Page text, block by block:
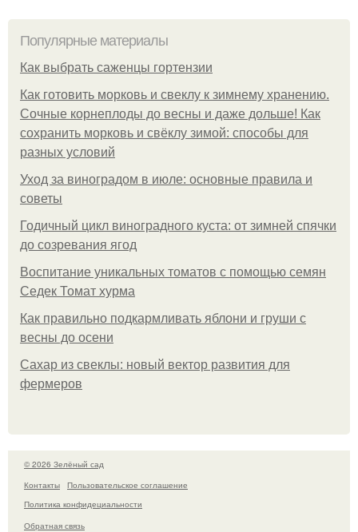
Популярные материалы
Как выбрать саженцы гортензии
Как готовить морковь и свеклу к зимнему хранению.
Сочные корнеплоды до весны и даже дольше! Как
сохранить морковь и свёклу зимой: способы для
разных условий
Уход за виноградом в июле: основные правила и
советы
Годичный цикл виноградного куста: от зимней спячки
до созревания ягод
Воспитание уникальных томатов с помощью семян
Седек Томат хурма
Как правильно подкармливать яблони и груши с
весны до осени
Сахар из свеклы: новый вектор развития для
фермеров
© 2026 Зелёный сад
Контакты
Пользовательское соглашение
Политика конфидециальности
Обратная связь